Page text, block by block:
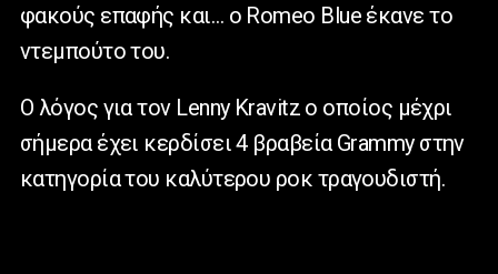
φακούς επαφής και… ο Romeo Blue έκανε το
ντεμπούτο του.
Ο λόγος για τον Lenny Kravitz ο οποίος μέχρι
σήμερα έχει κερδίσει 4 βραβεία Grammy στην
κατηγορία του καλύτερου ροκ τραγουδιστή.